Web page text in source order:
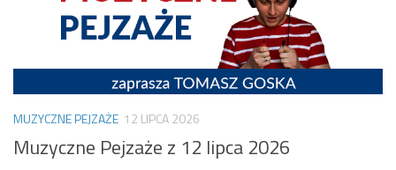
MUZYCZNE PEJZAŻE 12 LIPCA 2026
Muzyczne Pejzaże z 12 lipca 2026